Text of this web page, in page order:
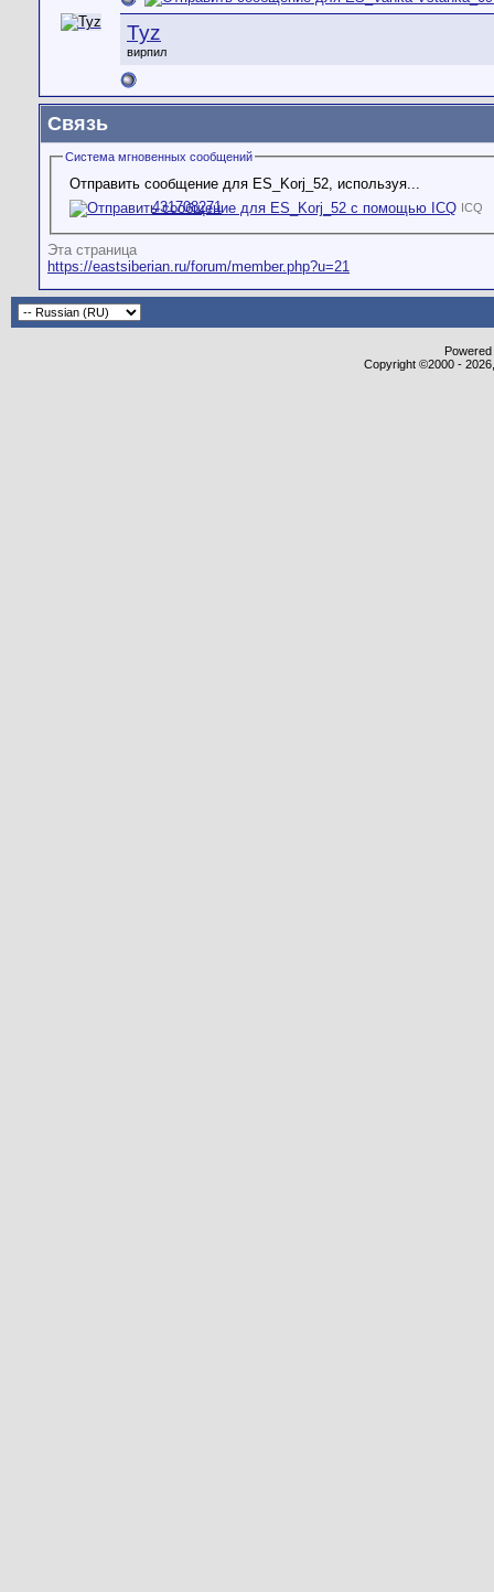
Tyz
вирпил
Связь
Система мгновенных сообщений
Отправить сообщение для ES_Korj_52, используя...
ICQ
431708271
Эта страница
https://eastsiberian.ru/forum/member.php?u=21
Copyright ©2000 -